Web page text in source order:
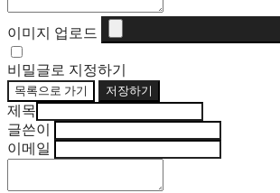
이미지 업로드
비밀글로 지정하기
목록으로 가기 저장하기
제목
글쓴이
이메일